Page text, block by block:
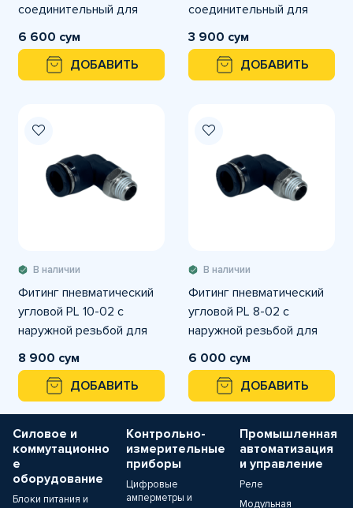
соединительный для
трубок с наружным
диаметром 12 мм
6 600 сум
ДОБАВИТЬ
соединительный для
трубок с наружным
диаметром 6 мм
3 900 сум
ДОБАВИТЬ
В наличии
Фитинг пневматический
угловой PL 10-02 с
наружной резьбой для
трубки с наружным
диаметром
8 900 сум
ДОБАВИТЬ
В наличии
Фитинг пневматический
угловой PL 8-02 с
наружной резьбой для
трубки с наружным
диаметром
6 000 сум
ДОБАВИТЬ
Силовое и
коммутационно
е
оборудование
Блоки питания и
Контрольно-
измерительные
приборы
Цифровые
амперметры и
Промышленная
автоматизация
и управление
Реле
Модульная